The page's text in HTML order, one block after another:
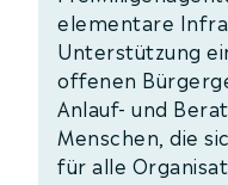
elementare
Unterstützung
offenen
Anlauf- und
Menschen, die
für alle